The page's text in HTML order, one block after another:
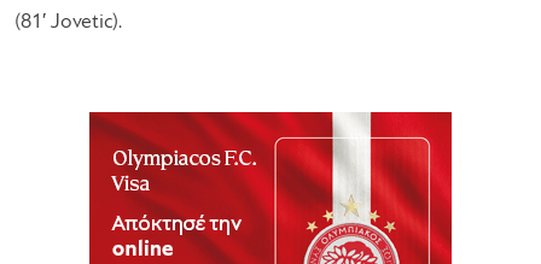
(81′ Jovetic).